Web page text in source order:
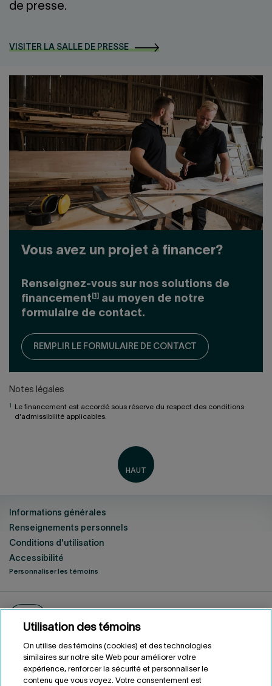
de presse.
VISITER LA SALLE DE PRESSE
Vous avez un projet à financer?
Renseignez-vous sur nos solutions de
financement [1]
au moyen de notre
formulaire de contact.
REMPLIR LE FORMULAIRE DE CONTACT
Notes légales
Le financement est accordé sous réserve du respect des conditions
d'admissibilité applicables.
Informations générales
Renseignements personnels
Conditions d'utilisation
Accessibilité
Personnaliser les témoins
Utilisation des témoins
On utilise des témoins (cookies) et des technologies
similaires sur notre site Web pour améliorer votre
expérience, renforcer la sécurité et personnaliser le
contenu que vous voyez. Votre consentement est